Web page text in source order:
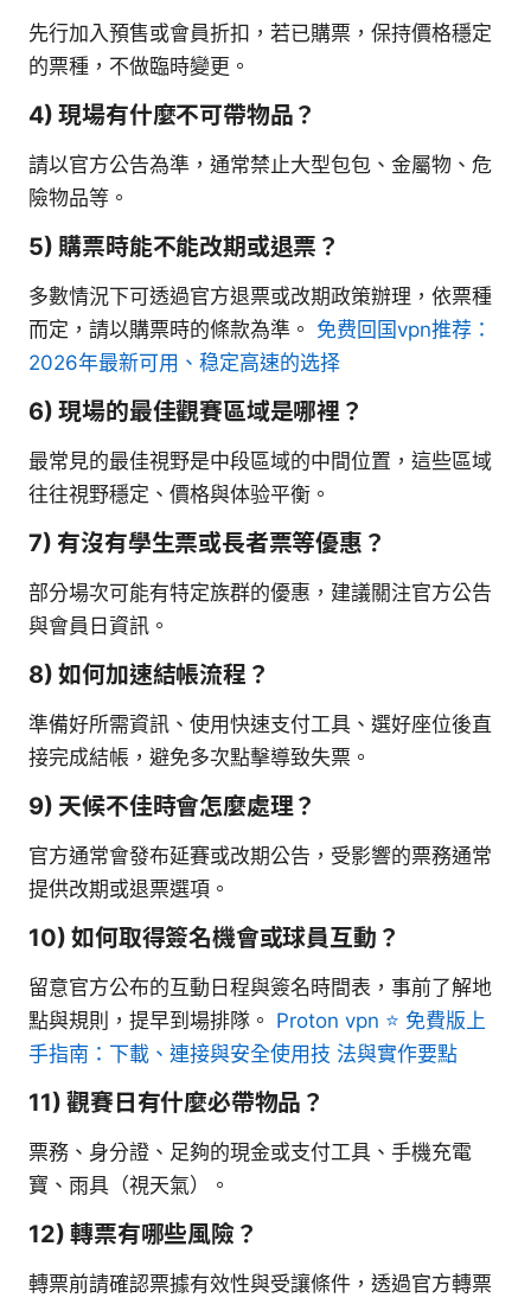
先行加入預售或會員折扣，若已購票，保持價格穩定
的票種，不做臨時變更。
4) 現場有什麼不可帶物品？
請以官方公告為準，通常禁止大型包包、金屬物、危
險物品等。
5) 購票時能不能改期或退票？
多數情況下可透過官方退票或改期政策辦理，依票種
而定，請以購票時的條款為準。 免费回国vpn推荐：
2026年最新可用、稳定高速的选择
6) 現場的最佳觀賽區域是哪裡？
最常見的最佳視野是中段區域的中間位置，這些區域
往往視野穩定、價格與体验平衡。
7) 有沒有學生票或長者票等優惠？
部分場次可能有特定族群的優惠，建議關注官方公告
與會員日資訊。
8) 如何加速結帳流程？
準備好所需資訊、使用快速支付工具、選好座位後直
接完成結帳，避免多次點擊導致失票。
9) 天候不佳時會怎麼處理？
官方通常會發布延賽或改期公告，受影響的票務通常
提供改期或退票選項。
10) 如何取得簽名機會或球員互動？
留意官方公布的互動日程與簽名時間表，事前了解地
點與規則，提早到場排隊。 Proton vpn ⭐ 免費版上
手指南：下載、連接與安全使用技 法與實作要點
11) 觀賽日有什麼必帶物品？
票務、身分證、足夠的現金或支付工具、手機充電
寶、雨具（視天氣）。
12) 轉票有哪些風險？
轉票前請確認票據有效性與受讓條件，透過官方轉票